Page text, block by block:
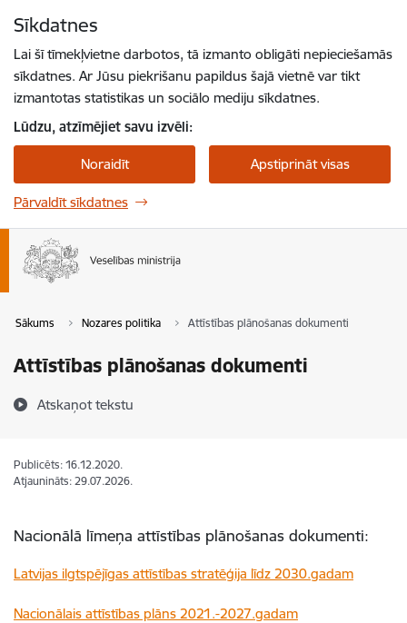
Sīkdatnes
Lai šī tīmekļvietne darbotos, tā izmanto obligāti nepieciešamās
sīkdatnes. Ar Jūsu piekrišanu papildus šajā vietnē var tikt
izmantotas statistikas un sociālo mediju sīkdatnes.
Lūdzu, atzīmējiet savu izvēli:
Noraidīt Apstiprināt visas
Pārvaldīt sīkdatnes
Sākums Nozares politika Attīstības plānošanas dokumenti
Attīstības plānošanas dokumenti
Atskaņot tekstu
Publicēts: 16.12.2020.
Atjaunināts: 29.07.2026.
Nacionālā līmeņa attīstības plānošanas dokumenti:
Latvijas ilgtspējīgas attīstības stratēģija līdz 2030.gadam
Nacionālais attīstības plāns 2021.-2027.gadam